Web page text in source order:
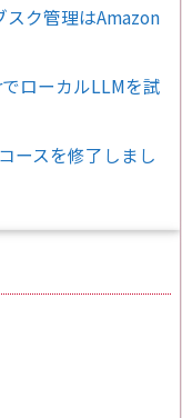
ク管理はAmazon
ローカルLLMを試
ースを修了しまし